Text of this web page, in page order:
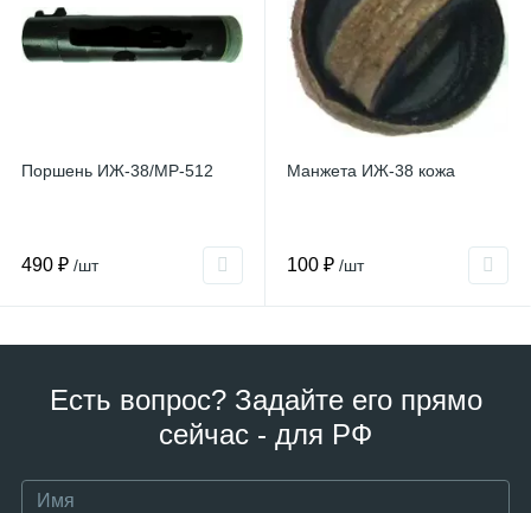
Поршень ИЖ-38/МР-512
490 ₽ /шт
Манжета ИЖ-38 кожа
100 ₽ /шт
Есть вопрос? Задайте его прямо
сейчас - для РФ